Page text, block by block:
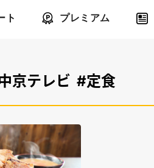
ト プレミアム
京テレビ #定食